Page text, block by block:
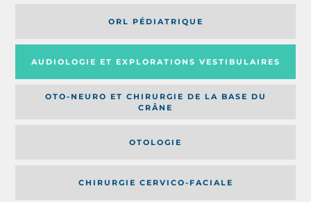
ORL PÉDIATRIQUE
AUDIOLOGIE ET EXPLORATIONS VESTIBULAIRES
OTO-NEURO ET CHIRURGIE DE LA BASE DU
CRÂNE
OTOLOGIE
CHIRURGIE CERVICO-FACIALE